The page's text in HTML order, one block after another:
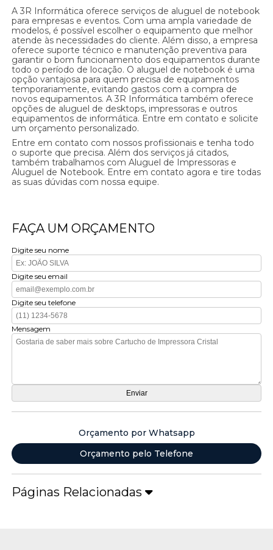
A 3R Informática oferece serviços de aluguel de notebook
para empresas e eventos. Com uma ampla variedade de
modelos, é possível escolher o equipamento que melhor
atende às necessidades do cliente. Além disso, a empresa
oferece suporte técnico e manutenção preventiva para
garantir o bom funcionamento dos equipamentos durante
todo o período de locação. O aluguel de notebook é uma
opção vantajosa para quem precisa de equipamentos
temporariamente, evitando gastos com a compra de
novos equipamentos. A 3R Informática também oferece
opções de aluguel de desktops, impressoras e outros
equipamentos de informática. Entre em contato e solicite
um orçamento personalizado.
Entre em contato com nossos profissionais e tenha todo
o suporte que precisa. Além dos serviços já citados,
também trabalhamos com Aluguel de Impressoras e
Aluguel de Notebook. Entre em contato agora e tire todas
as suas dúvidas com nossa equipe.
FAÇA UM ORÇAMENTO
Digite seu nome
Digite seu email
Digite seu telefone
Mensagem
Orçamento por Whatsapp
Orçamento pelo Telefone
Páginas Relacionadas